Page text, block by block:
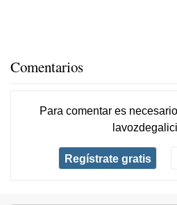
Comentarios
Para comentar es necesario
Regístrate gratis